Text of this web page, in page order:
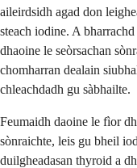
aileirdsidh agad don
steach iodine. A
dhaoine le seòrsachan
chomharran dealain
chleachdadh gu sàbhailte.
Feumaidh daoine le fìor
sònraichte, leis gu bheil
duilgheadasan thyroid a